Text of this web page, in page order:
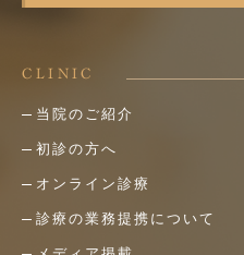
CLINIC
当院のご紹介
初診の方へ
オンライン診療
診療の業務提携について